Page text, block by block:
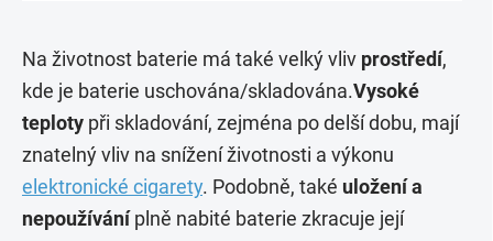
Na životnost baterie má také velký vliv prostředí,
kde je baterie uschována/skladována.Vysoké
teploty při skladování, zejména po delší dobu, mají
znatelný vliv na snížení životnosti a výkonu
elektronické cigarety. Podobně, také uložení a
nepoužívání plně nabité baterie zkracuje její